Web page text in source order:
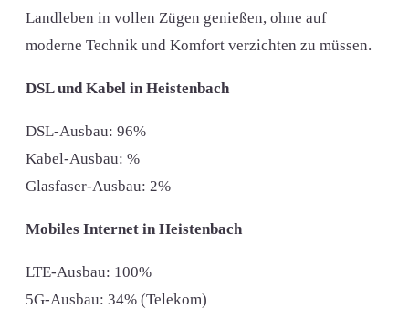
Landleben in vollen Zügen genießen, ohne auf
moderne Technik und Komfort verzichten zu müssen.
DSL und Kabel in Heistenbach
DSL-Ausbau: 96%
Kabel-Ausbau: %
Glasfaser-Ausbau: 2%
Mobiles Internet in Heistenbach
LTE-Ausbau: 100%
5G-Ausbau: 34% (Telekom)